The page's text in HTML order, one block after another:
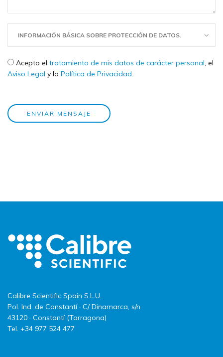
INFORMACIÓN BÁSICA SOBRE PROTECCIÓN DE DATOS.
Check legal *
Acepto el tratamiento de mis datos de carácter personal, el
Aviso Legal y la Política de Privacidad.
ENVIAR MENSAJE
Calibre Scientific Spain S.L.U.
Pol. Ind. de Constantí · C/ Dinamarca, s/n
43120 · Constantí (Tarragona)
Tel. +34 977 524 477